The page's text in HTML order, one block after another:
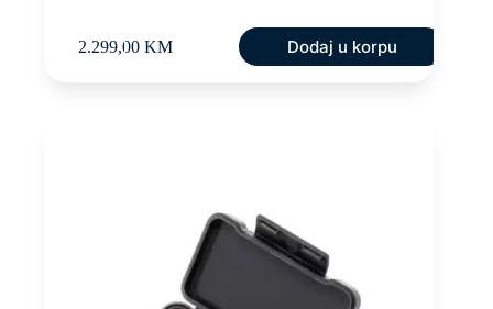
2.299,00 KM Dodaj u korpu